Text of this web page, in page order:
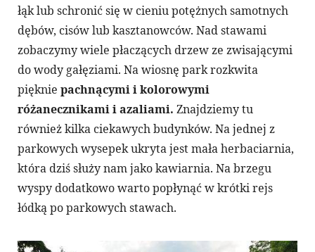
łąk lub schronić się w cieniu potężnych samotnych
dębów, cisów lub kasztanowców. Nad stawami
zobaczymy wiele płaczących drzew ze zwisającymi
do wody gałęziami. Na wiosnę park rozkwita
pięknie pachnącymi i kolorowymi
różanecznikami i azaliami. Znajdziemy tu
również kilka ciekawych budynków. Na jednej z
parkowych wysepek ukryta jest mała herbaciarnia,
która dziś służy nam jako kawiarnia. Na brzegu
wyspy dodatkowo warto popłynąć w krótki rejs
łódką po parkowych stawach.